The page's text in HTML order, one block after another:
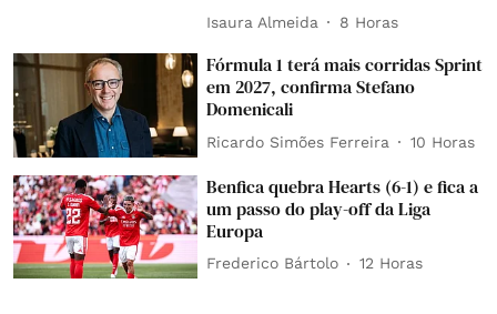
Isaura Almeida 8 Horas
Fórmula 1 terá mais corridas Sprint
em 2027, confirma Stefano
Domenicali
Ricardo Simões Ferreira 10 Horas
Benfica quebra Hearts (6-1) e fica a
um passo do play-off da Liga
Europa
Frederico Bártolo 12 Horas